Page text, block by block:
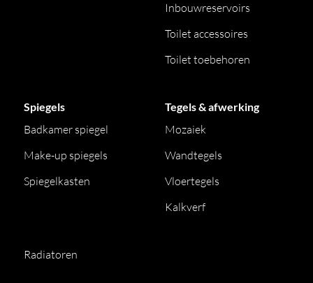
Inbouwreservoirs
Toilet accessoires
Toilet toebehoren
Spiegels
Badkamer spiegel
Make-up spiegels
Spiegelkasten
Tegels & afwerking
Mozaiek
Wandtegels
Vloertegels
Kalkverf
Radiatoren